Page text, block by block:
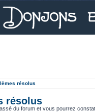
résolus
résolus
du forum et vous pourrez